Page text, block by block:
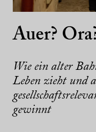
Auer?
Wie ein alter
Leben zieht und
gewinnt